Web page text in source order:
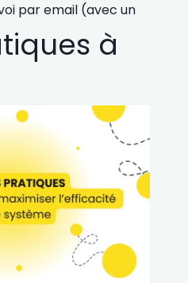
par email (avec un
à